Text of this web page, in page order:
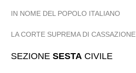
IN NOME DEL POPOLO ITALIANO
LA CORTE SUPREMA DI CASSAZIONE
SEZIONESESTA CIVILE